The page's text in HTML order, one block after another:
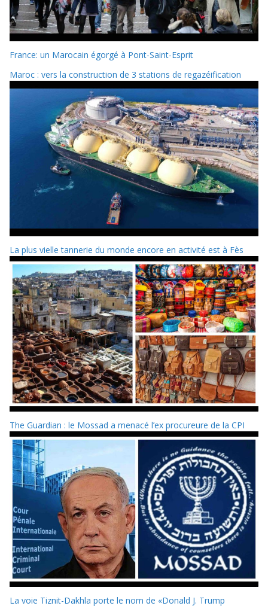
France: un Marocain égorgé à Pont-Saint-Esprit
Maroc : vers la construction de 3 stations de regazéification
La plus vielle tannerie du monde encore en activité est à Fès
The Guardian : le Mossad a menacé l’ex procureure de la CPI
La voie Tiznit-Dakhla porte le nom de «Donald J. Trump